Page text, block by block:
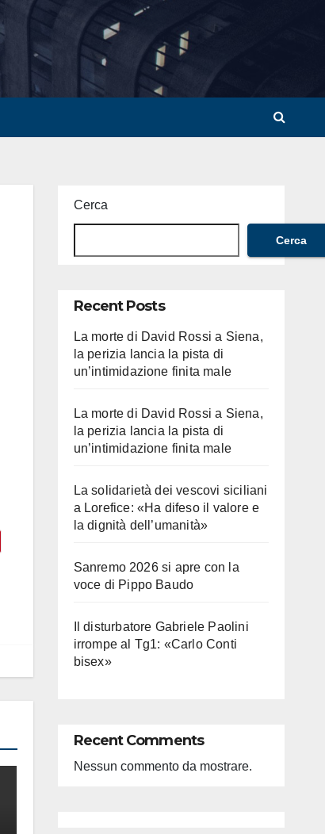
Cerca
Cerca
Recent Posts
La morte di David Rossi a Siena,
la perizia lancia la pista di
un’intimidazione finita male
La morte di David Rossi a Siena,
la perizia lancia la pista di
un’intimidazione finita male
La solidarietà dei vescovi siciliani
a Lorefice: «Ha difeso il valore e
la dignità dell’umanità»
Sanremo 2026 si apre con la
voce di Pippo Baudo
Il disturbatore Gabriele Paolini
irrompe al Tg1: «Carlo Conti
bisex»
Recent Comments
Nessun commento da mostrare.